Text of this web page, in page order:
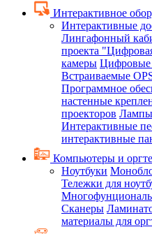
Интерактивное
Интерактивные
Лингафонный
проекта
камеры Цифровые
Встраиваемые
Программное
настенные
проекторов Лампы
Интерактивные
интерактивные
Компьютеры и
Ноутбуки
Тележки для
Сканеры
материалы для